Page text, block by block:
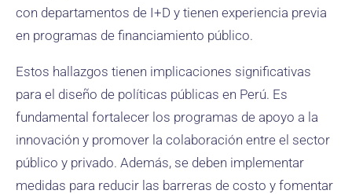
con departamentos de I+D y tienen experiencia previa
en programas de financiamiento público.
Estos hallazgos tienen implicaciones significativas
para el diseño de políticas públicas en Perú. Es
fundamental fortalecer los programas de apoyo a la
innovación y promover la colaboración entre el sector
público y privado. Además, se deben implementar
medidas para reducir las barreras de costo y fomentar